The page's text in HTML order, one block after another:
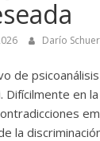
Darío
de
Difícilmente en
la